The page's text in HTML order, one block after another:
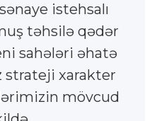
istehsalı
təhsilə qədər
sahələri əhatə
strateji xarakter
mövcud